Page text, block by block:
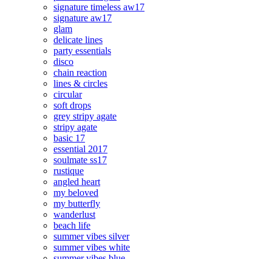
signature timeless aw17
signature aw17
glam
delicate lines
party essentials
disco
chain reaction
lines & circles
circular
soft drops
grey stripy agate
stripy agate
basic 17
essential 2017
soulmate ss17
rustique
angled heart
my beloved
my butterfly
wanderlust
beach life
summer vibes silver
summer vibes white